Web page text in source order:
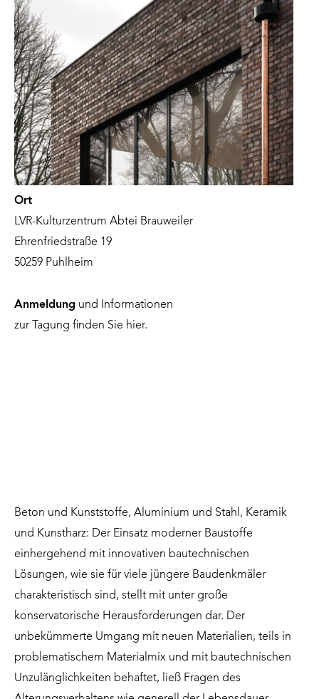
Ort
LVR-Kulturzentrum Abtei Brauweiler
Ehrenfriedstraße 19
50259 Puhlheim
Anmeldung und Informationen
zur Tagung finden Sie hier.
Beton und Kunststoffe, Aluminium und Stahl, Keramik
und Kunstharz: Der Einsatz moderner Baustoffe
einhergehend mit innovativen bautechnischen
Lösungen, wie sie für viele jüngere Baudenkmäler
charakteristisch sind, stellt mit unter große
konservatorische Herausforderungen dar. Der
unbekümmerte Umgang mit neuen Materialien, teils in
problematischem Materialmix und mit bautechnischen
Unzulänglichkeiten behaftet, ließ Fragen des